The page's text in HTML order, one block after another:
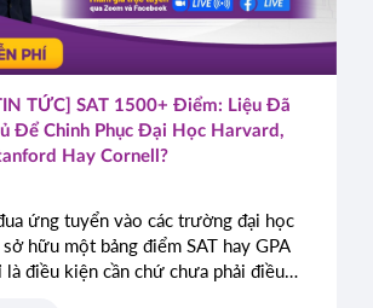
TỨC] SAT 1500+ Điểm: Liệu Đã
Để Chinh Phục Đại Học Harvard,
Hay Cornell?
ứng tuyển vào các trường đại học
hữu một bảng điểm SAT hay GPA
điều kiện cần chứ chưa phải điều